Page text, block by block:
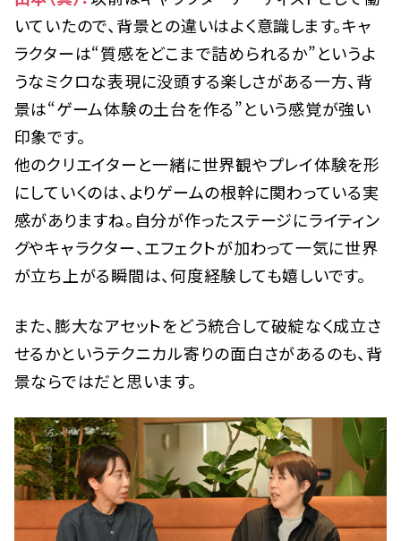
いていたので、背景との違いはよく意識します。キャ
ラクターは“質感をどこまで詰められるか”というよ
うなミクロな表現に没頭する楽しさがある一方、背
景は“ゲーム体験の土台を作る”という感覚が強い
印象です。
他のクリエイターと一緒に世界観やプレイ体験を形
にしていくのは、よりゲームの根幹に関わっている実
感がありますね。自分が作ったステージにライティン
グやキャラクター、エフェクトが加わって一気に世界
が立ち上がる瞬間は、何度経験しても嬉しいです。
また、膨大なアセットをどう統合して破綻なく成立さ
せるかというテクニカル寄りの面白さがあるのも、背
景ならではだと思います。